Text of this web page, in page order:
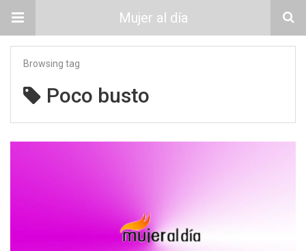
Mujer al día
Browsing tag
Poco busto